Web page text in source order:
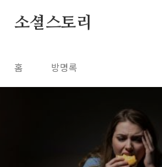
소셜스토리
홈 방명록